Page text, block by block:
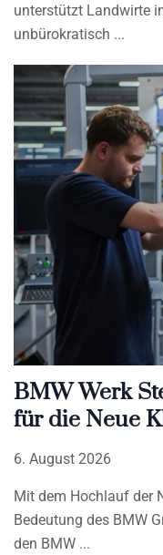
unterstützt Landwirte
unbürokratisch
BMW Werk
für die Neue
6. August 2026
Mit dem Hochlauf der
Bedeutung des BMW
den BMW